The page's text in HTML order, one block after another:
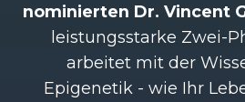
nominierten Dr. Vincent
leistungsstarke Zwei-
arbeitet mit der
Epigenetik - wie Ihr